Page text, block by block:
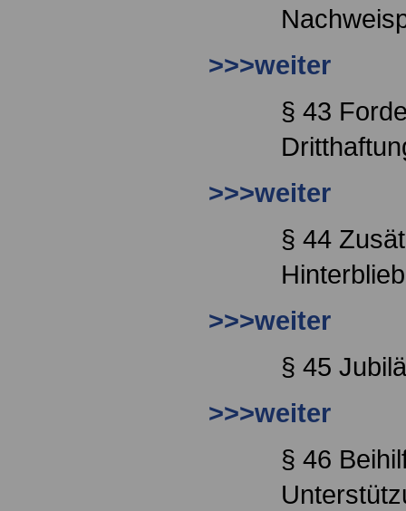
>>>weiter
§ 43
>>>weiter
§ 44
>>>weiter
§ 45
>>>weiter
§ 46